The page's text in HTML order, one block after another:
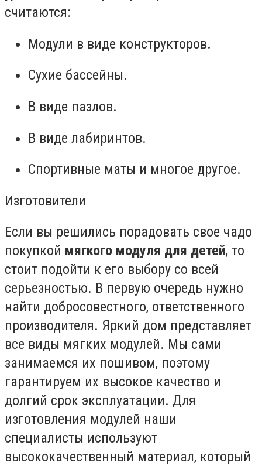
считаются:
Модули в виде конструкторов.
Сухие бассейны.
В виде пазлов.
В виде лабиринтов.
Спортивные маты и многое другое.
Изготовители
Если вы решились порадовать свое чадо
покупкой мягкого модуля для детей, то
стоит подойти к его выбору со всей
серьезностью. В первую очередь нужно
найти добросовестного, ответственного
производителя. Яркий дом представляет
все виды мягких модулей. Мы сами
занимаемся их пошивом, поэтому
гарантируем их высокое качество и
долгий срок эксплуатации. Для
изготовления модулей наши
специалисты используют
высококачественный материал, который